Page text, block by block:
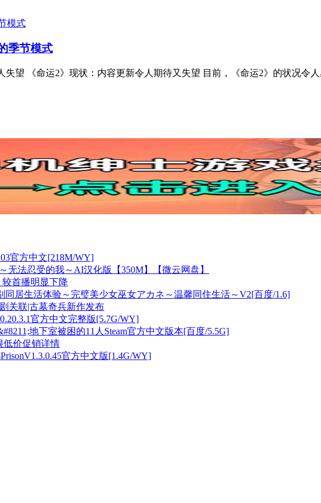
季节模式
失望 《命运2》现状：内容更新令人期待又失望 目前，《命运2》的状况令
官方中文[218M/WY]
无法忍受的我～AI汉化版【350M】【微云网盘】
首播明显下降
居生活体验～完璧美少女巫女アカネ～温馨同住生活～V2[百度/1.6]
关联|古墓奇兵新作发布
官方中文完整版[5.7G/WY]
地下室被困的11人Steam官方中文版本[百度/5.5G]
低价促销详情
官方中文版[1.4G/WY]